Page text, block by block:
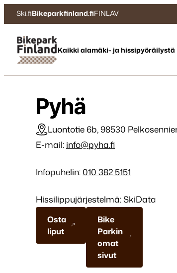
Siirry
sisältöön
Ski.fiBikeparkfinland.fiFINLAV
Bikepark Finland Kaikki alamäki- ja hissipyöräilystä
Pyhä
Luontotie 6b, 98530
E-mail: info@pyha.fi
Infopuhelin: 010 382 5151
Hissilippujärjestelmä: SkiData
Osta
liput
Bike
Parkin
omat
sivut